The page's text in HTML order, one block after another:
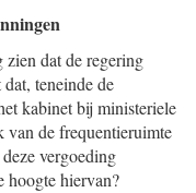
zien dat de regering
teneinde de
kabinet bij ministeriele
van de frequentieruimte
vergoeding
hoogte hiervan?